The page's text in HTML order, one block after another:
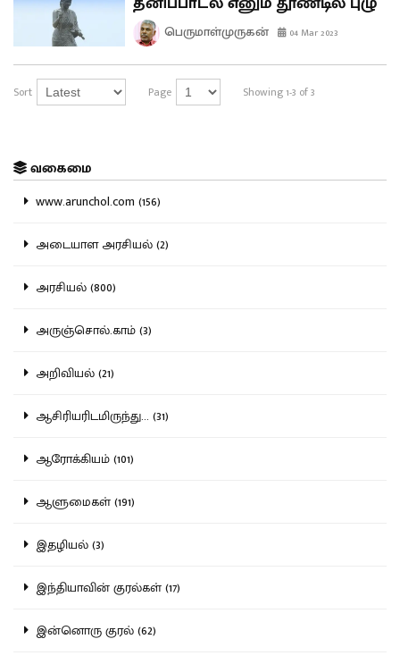
பெருமாள்முருகன் 04 Mar 2023
Sort Page Showing 1-3 of 3
வகைமை
www.arunchol.com (156)
அடையாள அரசியல் (2)
அரசியல் (800)
அருஞ்சொல்.காம் (3)
அறிவியல் (21)
ஆசிரியரிடமிருந்து... (31)
ஆரோக்கியம் (101)
ஆளுமைகள் (191)
இதழியல் (3)
இந்தியாவின் குரல்கள் (17)
இன்னொரு குரல் (62)